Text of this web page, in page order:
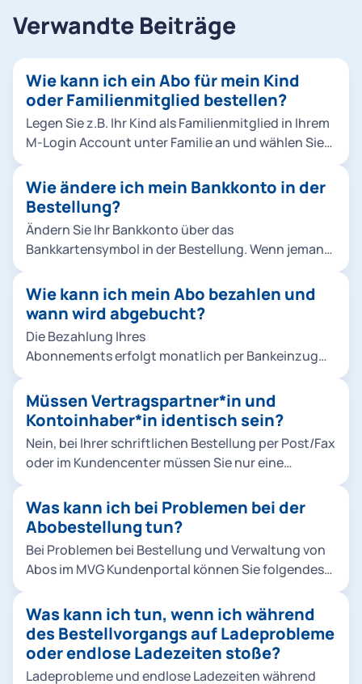
Verwandte Beiträge
Wie kann ich ein Abo für mein Kind
oder Familienmitglied bestellen?
Legen Sie z.B. Ihr Kind als Familienmitglied in Ihrem
M-Login Account unter Familie an und wählen Sie
entweder in der Bestellung unter Abo-
Nutzer*innen auf Familienmitglied hinzufügen
oder fügen Sie Ihr Familienmitglied direkt im M-
Login hinzu. Hinweise: Sie können Abos für
Familienmitglieder ausschließlich als Chipkarte,
Ermäßigungsticket Studierende & alle Jobtickets
können keine anderen Abo-Nutzer*innen angelegt
werden. Hier müssen Sie mit Ihrem eigenen M-
Login Account bestellen. Im M-Login unter
unter 16 Jahren für das 365-Euro-Ticket MVV und
die Schulwegkostenfreiheit ein Foto von Ihrem
hochladen.
Wie ändere ich mein Bankkonto in der
Bestellung?
Ändern Sie Ihr Bankkonto über das
Bankkartensymbol in der Bestellung. Wenn jemand
Sie eine Bankverbindung von einer andere Person
in der Bestellung unter Kontoinhaber*in
Bestellung haben keine Auswirkung auf laufende
Verträge. Wenn Sie die Bestellung abbrechen,
gespeichert.
Wie kann ich mein Abo bezahlen und
wann wird abgebucht?
Die Bezahlung Ihres
Abonnements erfolgt monatlich per Bankeinzug
erfolgen stets für den aktuellen Monat zum
Monatsersten.
Müssen Vertragspartner*in und
Kontoinhaber*in identisch sein?
Nein, bei Ihrer schriftlichen Bestellung per Post/Fax
oder im Kundencenter müssen Sie nur eine
nachweisen. Bei einer Online-Bestellung müssen
Vertragspartner*in und Kontoinhaber*in nicht
Was kann ich bei Problemen bei der
Abobestellung tun?
Bei Problemen bei Bestellung und Verwaltung von
Abos im MVG Kundenportal können Sie folgendes
laufenden Monat noch bestellbar ist. Für
Deutschlandticket, Ermäßigungsticket und alle
MVV Abos gilt: Eine Bestellung ist bis zum 10.
Was kann ich tun, wenn ich während
des Bestellvorgangs auf Ladeprobleme
oder endlose Ladezeiten stoße?
Ladeprobleme und endlose Ladezeiten während